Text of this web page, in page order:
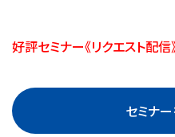
好評セミナー《リクエスト配信
セミナ